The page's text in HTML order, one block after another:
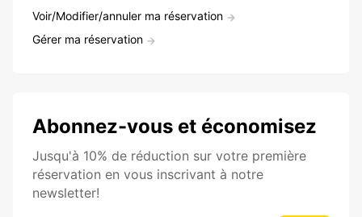
Voir/Modifier/annuler ma réservation
Gérer ma réservation
Abonnez-vous et économisez
Jusqu'à 10% de réduction sur votre première
réservation en vous inscrivant à notre
newsletter!